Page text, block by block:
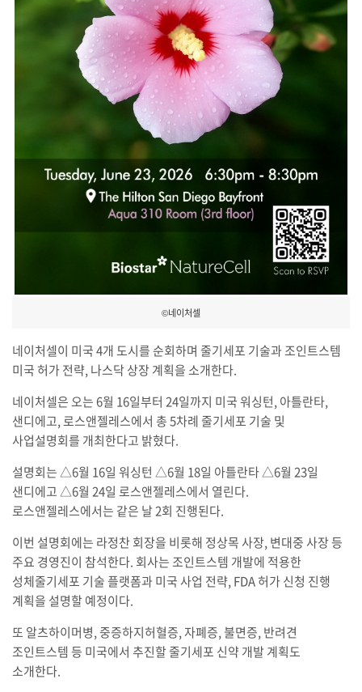
©네이처셀
네이처셀이 미국 4개 도시를 순회하며 줄기세포 기술과 조인트스템
미국 허가 전략, 나스닥 상장 계획을 소개한다.
네이처셀은 오는 6월 16일부터 24일까지 미국 워싱턴, 아틀란타,
샌디에고, 로스앤젤레스에서 총 5차례 줄기세포 기술 및
사업설명회를 개최한다고 밝혔다.
설명회는 △6월 16일 워싱턴 △6월 18일 아틀란타 △6월 23일
샌디에고 △6월 24일 로스앤젤레스에서 열린다.
로스앤젤레스에서는 같은 날 2회 진행된다.
이번 설명회에는 라정찬 회장을 비롯해 정상목 사장, 변대중 사장 등
주요 경영진이 참석한다. 회사는 조인트스템 개발에 적용한
성체줄기세포 기술 플랫폼과 미국 사업 전략, FDA 허가 신청 진행
계획을 설명할 예정이다.
또 알츠하이머병, 중증하지허혈증, 자폐증, 불면증, 반려견
조인트스템 등 미국에서 추진할 줄기세포 신약 개발 계획도
소개한다.